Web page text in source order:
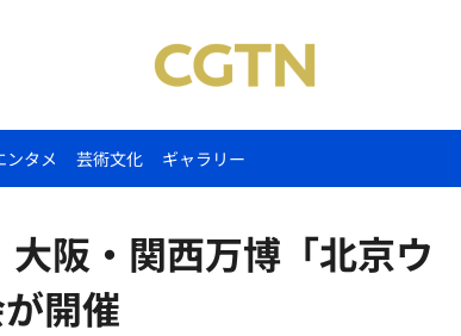
ンタメ 芸術文化 ギャラリー
阪・関西万博「北京ウ
開催